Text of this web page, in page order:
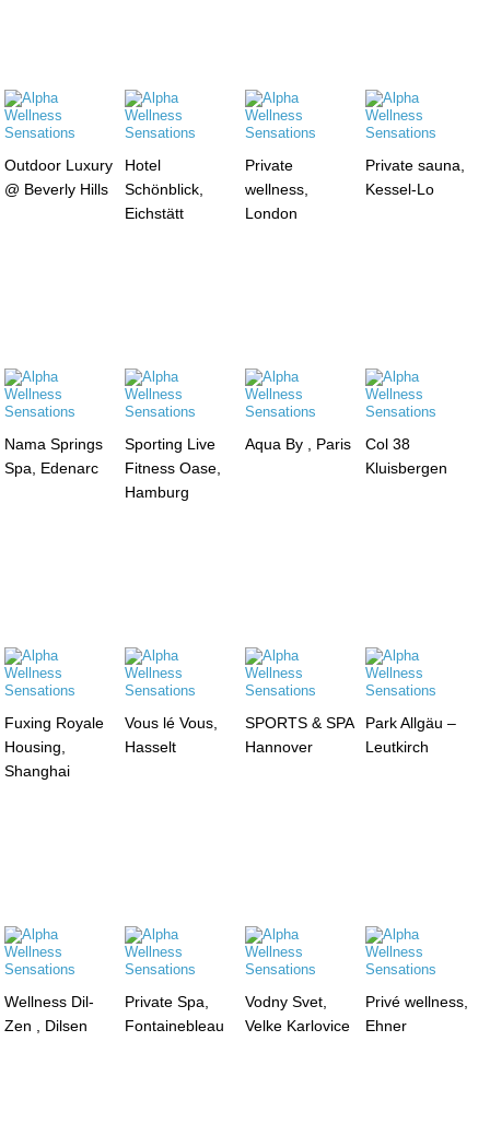
Outdoor Luxury
@ Beverly Hills
Hotel
Schönblick,
Eichstätt
Private
wellness,
London
Private sauna,
Kessel-Lo
Nama Springs
Spa, Edenarc
Sporting Live
Fitness Oase,
Hamburg
Aqua By , Paris
Col 38
Kluisbergen
Fuxing Royale
Housing,
Shanghai
Vous lé Vous,
Hasselt
SPORTS & SPA
Hannover
Park Allgäu –
Leutkirch
Wellness Dil-
Zen , Dilsen
Private Spa,
Fontainebleau
Vodny Svet,
Velke Karlovice
Privé wellness,
Ehner